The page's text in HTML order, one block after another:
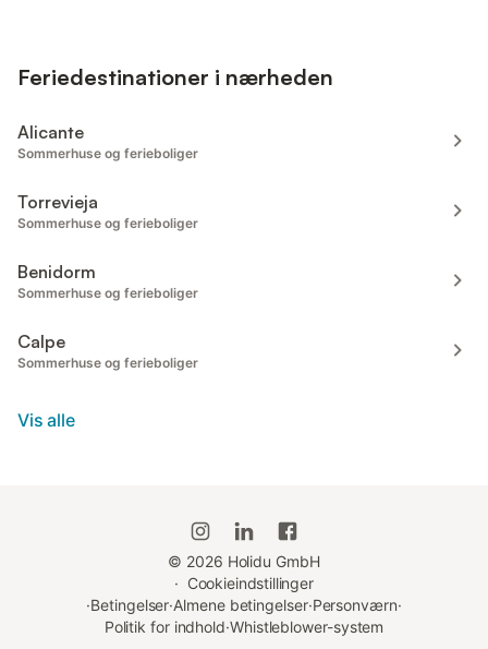
Feriedestinationer i nærheden
Alicante
Sommerhuse og ferieboliger
Torrevieja
Sommerhuse og ferieboliger
Benidorm
Sommerhuse og ferieboliger
Calpe
Sommerhuse og ferieboliger
Vis alle
© 2026 Holidu GmbH
· Cookieindstillinger
·Betingelser·Almene betingelser·Personværn·
Politik for indhold·Whistleblower-system